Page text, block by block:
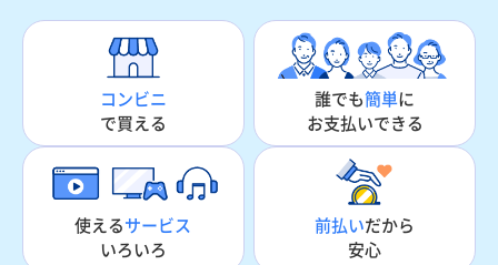
コンビニ
で買える
誰でも簡単に
お支払いできる
使える サービス
いろいろ
前払いだから
安心